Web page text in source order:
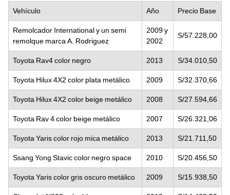
Vehículo Año Precio Base
Remolcador International y un semi
remolque marca A. Rodriguez
2009 y
2002
S/57.228,00
Toyota Rav4 color negro 2013 S/34.010,50
Toyota Hilux 4X2 color plata metálico 2009 S/32.370,66
Toyota Hilux 4X2 color beige metálico 2008 S/27.594,66
Toyota Rav 4 color beige metálico 2007 S/26.321,06
Toyota Yaris color rojo mica metálico 2013 S/21.711,50
Ssang Yong Stavic color negro space 2010 S/20.456,50
Toyota Yaris color gris oscuro metálico 2009 S/15.938,50